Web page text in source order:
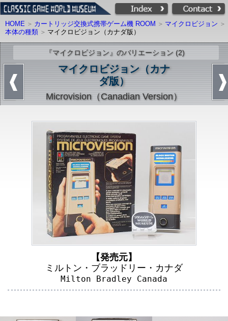
HOME カートリッジ交換式携帯ゲーム機 ROOM
マイクロビジョン
本体の種類
マイクロビジョン（カナダ版）
『マイクロビジョン』のバリエーション (2)
マイクロビジョン（カナ
ダ版）
Microvision（Canadian Version）
【発売元】
ミルトン・ブラッドリー・カナダ
Milton Bradley Canada